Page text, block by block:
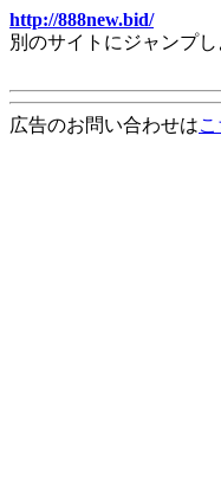
http://888new.bid/
別のサイトにジャンプ
広告のお問い合わせは